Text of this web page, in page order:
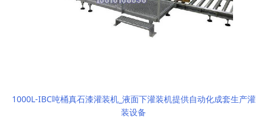
1000L-IBC吨桶真石漆灌装机_液面下灌装机提供自动化成套生产灌
装设备